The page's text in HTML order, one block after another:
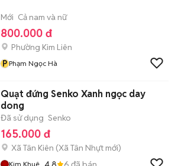
Mới Cả nam và nữ
800.000 đ
Phường Kim Liên
P Phạm Ngọc Hà
Quạt đứng Senko Xanh ngọc day
dong
Đã sử dụng Senko
165.000 đ
Xã Tân Kiên (Xã Tân Nhựt mới)
Kim Khuê